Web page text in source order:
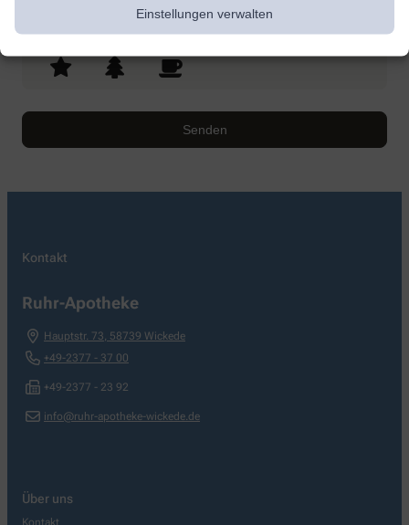
Einstellungen verwalten
Datenschutz
Kontakt
Ruhr-Apotheke
Hauptstr. 73, 58739 Wickede
+49-2377 - 37 00
+49-2377 - 23 92
info@ruhr-apotheke-wickede.de
Über uns
Kontakt